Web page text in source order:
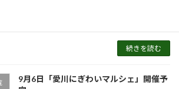
続きを読む
9月6日「愛川にぎわいマルシェ」開催予